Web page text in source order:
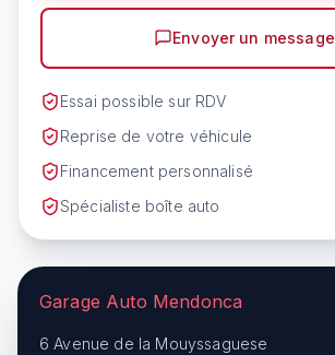
Envoyer un message
Essai possible sur RDV
Reprise de votre véhicule
Financement personnalisé
Spécialiste boîte auto
Garage Auto Mendonca
6 Avenue de la Mouyssaguese